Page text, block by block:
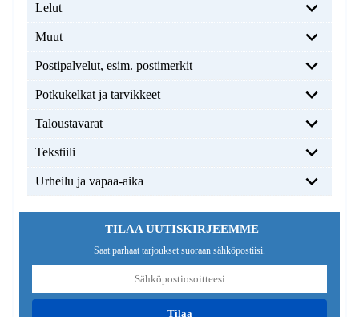
Lelut
Muut
Postipalvelut, esim. postimerkit
Potkukelkat ja tarvikkeet
Taloustavarat
Tekstiili
Urheilu ja vapaa-aika
TILAA UUTISKIRJEEMME
Saat parhaat tarjoukset suoraan sähköpostiisi.
tilaa